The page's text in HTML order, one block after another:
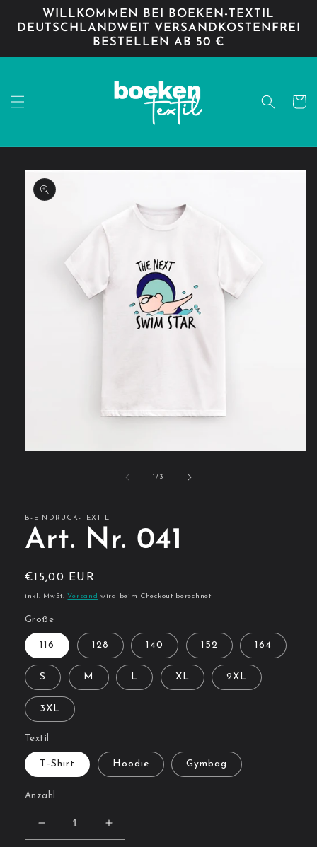
Inhalt
WILLKOMMEN BEI BOEKEN-TEXTIL
DEUTSCHLANDWEIT VERSANDKOSTENFREI
BESTELLEN AB 50 €
1/von
3
B-EINDRUCK-TEXTIL
Art. Nr. 041
Normaler
Preis
€15,00 EUR
inkl. MwSt.Versand wird beim Checkout berechnet
Größe
116 128 140 152 164
S M L XL 2XL
3XL
Textil
T-Shirt Hoodie Gymbag
Anzahl
Verringere
die
Erhöhe
die